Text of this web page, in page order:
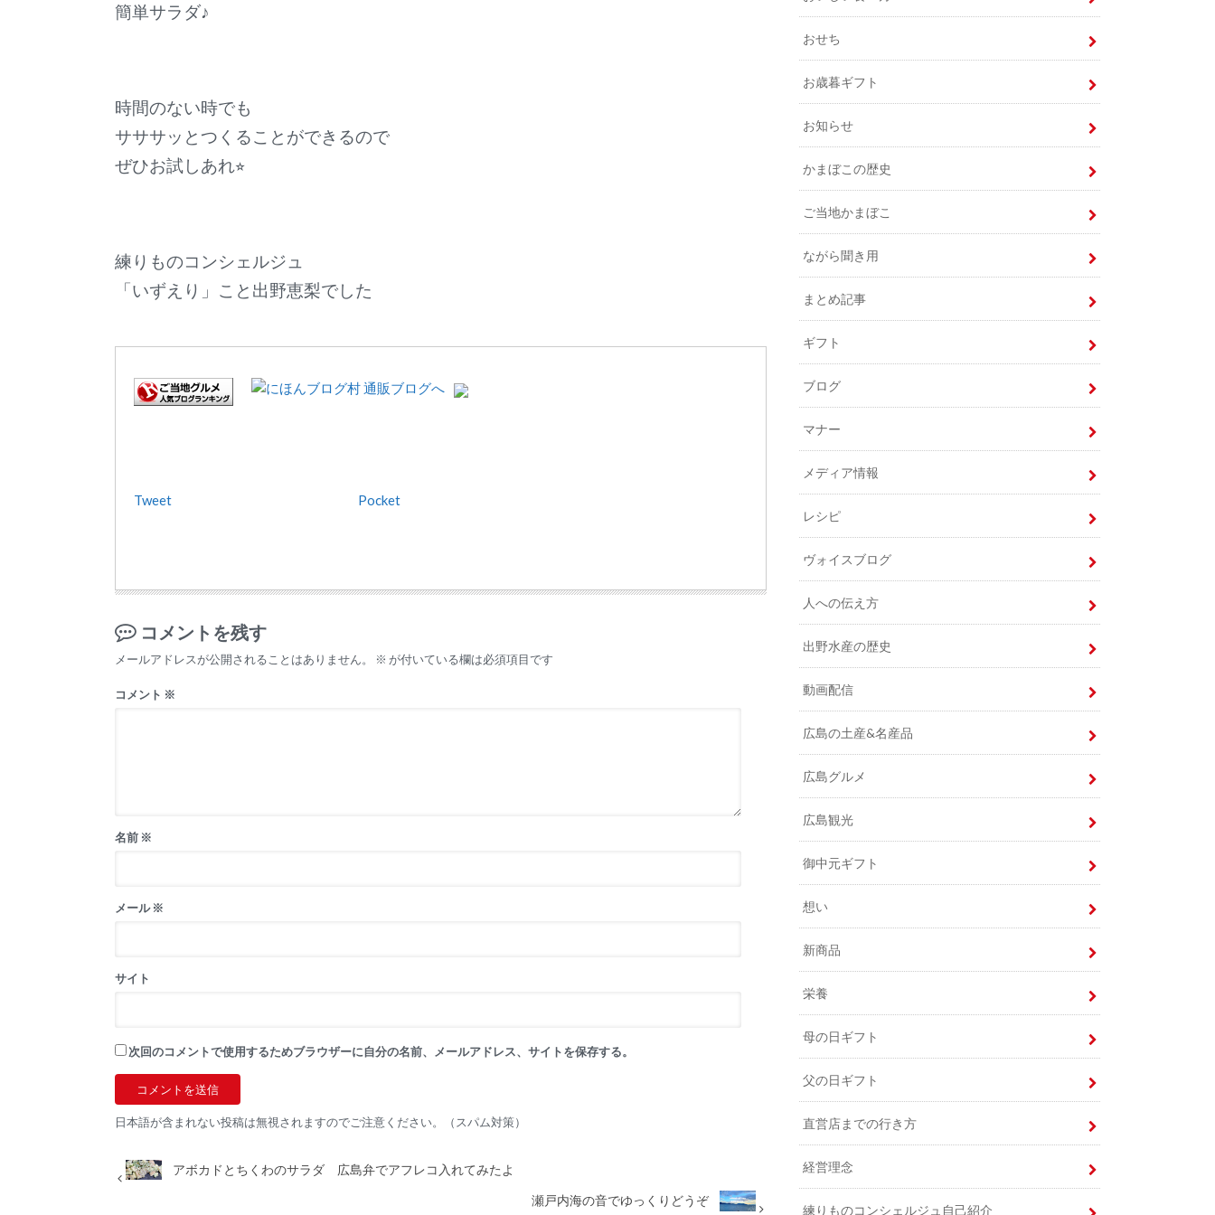
簡単サラダ♪
時間のない時でも
サササッとつくることができるので
ぜひお試しあれ⭐︎
練りものコンシェルジュ
「いずえり」こと出野恵梨でした
Tweet Pocket
コメントを残す
メールアドレスが公開されることはありません。 ※ が付いている欄は必須項目です
コメント ※
名前 ※
メール※
サイト
次回のコメントで使用するためブラウザーに自分の名前、メールアドレス、サイトを保存する。
日本語が含まれない投稿は無視されますのでご注意ください。（スパム対策）
アボカドとちくわのサラダ 広島弁でアフレコ入れてみたよ
瀬戸内海の音でゆっくりどうぞ
おせち
お歳暮ギフト
お知らせ
かまぼこの歴史
ご当地かまぼこ
ながら聞き用
まとめ記事
ギフト
ブログ
マナー
メディア情報
レシピ
ヴォイスブログ
人への伝え方
出野水産の歴史
動画配信
広島の土産&名産品
広島グルメ
広島観光
御中元ギフト
想い
新商品
栄養
母の日ギフト
父の日ギフト
直営店までの行き方
経営理念
練りものコンシェルジュ自己紹介